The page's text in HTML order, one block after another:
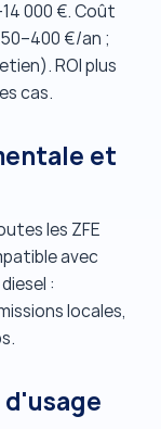
000 €. Coût
€/an ;
ROI plus
cas.
et
les ZFE
avec
:
locales,
d'usage